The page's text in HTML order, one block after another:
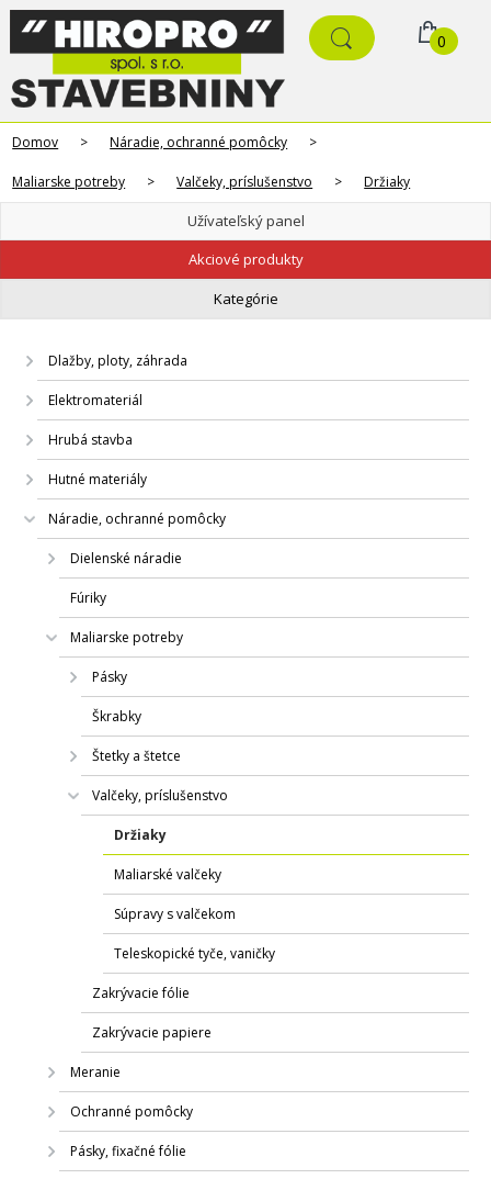
0
Domov > Náradie, ochranné pomôcky >
Maliarske potreby > Valčeky, príslušenstvo > Držiaky
Užívateľský panel
Akciové produkty
Kategórie
Dlažby, ploty, záhrada
Elektromateriál
Hrubá stavba
Hutné materiály
Náradie, ochranné pomôcky
Dielenské náradie
Fúriky
Maliarske potreby
Pásky
Škrabky
Štetky a štetce
Valčeky, príslušenstvo
Držiaky
Maliarské valčeky
Súpravy s valčekom
Teleskopické tyče, vaničky
Zakrývacie fólie
Zakrývacie papiere
Meranie
Ochranné pomôcky
Pásky, fixačné fólie